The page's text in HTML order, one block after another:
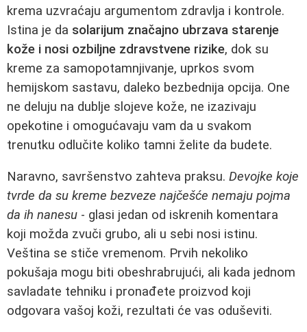
krema uzvraćaju argumentom zdravlja i kontrole.
Istina je da solarijum značajno ubrzava starenje
kože i nosi ozbiljne zdravstvene rizike, dok su
kreme za samopotamnjivanje, uprkos svom
hemijskom sastavu, daleko bezbednija opcija. One
ne deluju na dublje slojeve kože, ne izazivaju
opekotine i omogućavaju vam da u svakom
trenutku odlučite koliko tamni želite da budete.
Naravno, savršenstvo zahteva praksu. Devojke koje
tvrde da su kreme bezveze najčešće nemaju pojma
da ih nanesu - glasi jedan od iskrenih komentara
koji možda zvuči grubo, ali u sebi nosi istinu.
Veština se stiče vremenom. Prvih nekoliko
pokušaja mogu biti obeshrabrujući, ali kada jednom
savladate tehniku i pronađete proizvod koji
odgovara vašoj koži, rezultati će vas oduševiti.